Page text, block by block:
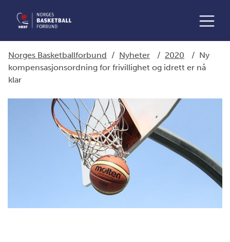
Norges Basketballforbund / Nyheter / 2020 / Ny
kompensasjonsordning for frivillighet og idrett er nå
klar